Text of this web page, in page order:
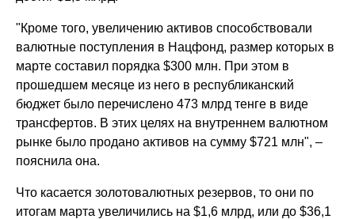
"Кроме того, увеличению активов способствовали
валютные поступления в Нацфонд, размер которых в
марте составил порядка $300 млн. При этом в
прошедшем месяце из него в республиканский
бюджет было перечислено 473 млрд тенге в виде
трансфертов. В этих целях на внутреннем валютном
рынке было продано активов на сумму $721 млн", –
пояснила она.
Что касается золотовалютных резервов, то они по
итогам марта увеличились на $1,6 млрд, или до $36,1